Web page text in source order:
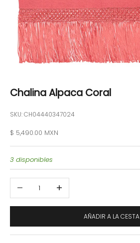
Chalina Alpaca Coral
SKU: CH04440347024
Precio de oferta
$ 5,490.00 MXN
3 disponibles
Reducir cantidadAumentar cantidad
AÑADIR A LA CESTA